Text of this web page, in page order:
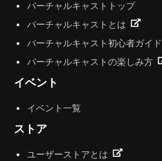
バーチャルキャストトップ
バーチャルキャストとは
バーチャルキャスト初心者ガイド
バーチャルキャストの楽しみ方
イベント
イベント一覧
ストア
ユーザーストアとは